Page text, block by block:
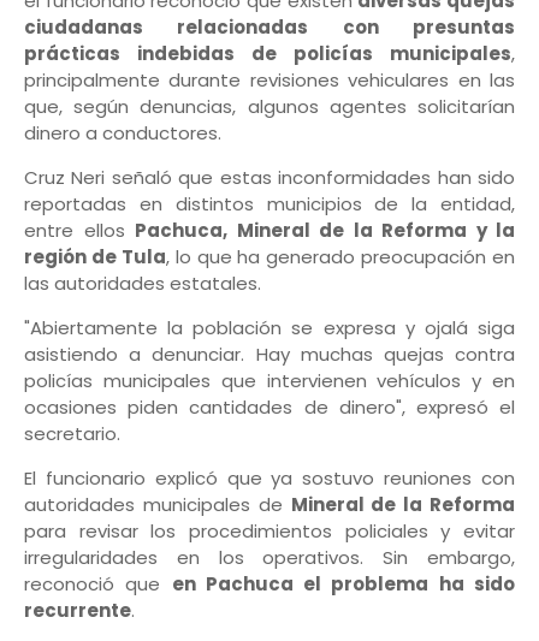
ciudadanas relacionadas con presuntas
prácticas indebidas de policías municipales,
principalmente durante revisiones vehiculares en las
que, según denuncias, algunos agentes solicitarían
dinero a conductores.
Cruz Neri señaló que estas inconformidades han sido
reportadas en distintos municipios de la entidad,
entre ellos Pachuca, Mineral de la Reforma y la
región de Tula, lo que ha generado preocupación en
las autoridades estatales.
"Abiertamente la población se expresa y ojalá siga
asistiendo a denunciar. Hay muchas quejas contra
policías municipales que intervienen vehículos y en
ocasiones piden cantidades de dinero", expresó el
secretario.
El funcionario explicó que ya sostuvo reuniones con
autoridades municipales de Mineral de la Reforma
para revisar los procedimientos policiales y evitar
irregularidades en los operativos. Sin embargo,
reconoció que en Pachuca el problema ha sido
recurrente.